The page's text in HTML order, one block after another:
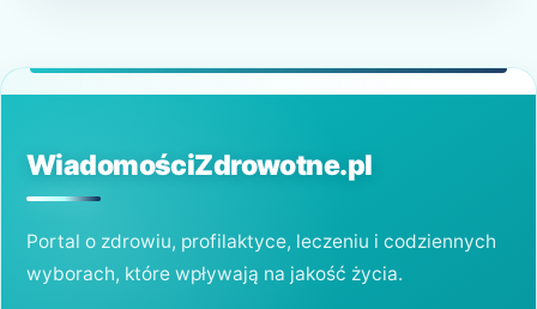
rozwijają się w…
SIĘ!
WiadomościZdrowotne.pl
Portal o zdrowiu, profilaktyce, leczeniu i codziennych
wyborach, które wpływają na jakość życia.